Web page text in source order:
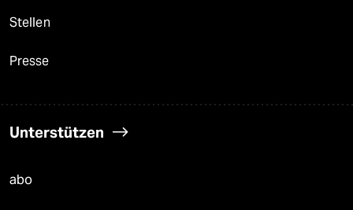
Stellen
Presse
Unterstützen
abo